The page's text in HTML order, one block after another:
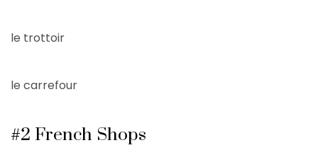
le trottoir
le carrefour
#2 French Shops